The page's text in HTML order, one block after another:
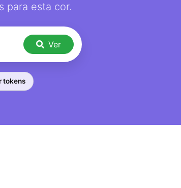
para esta cor.
Ver
tokens